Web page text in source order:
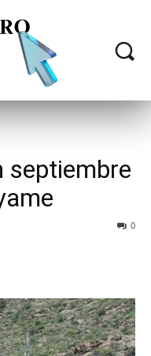
septiembre
0